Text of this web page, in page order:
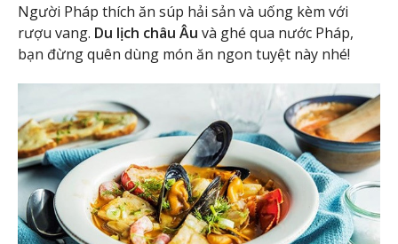
Người Pháp thích ăn súp hải sản và uống kèm với
rượu vang. Du lịch châu Âu và ghé qua nước Pháp,
bạn đừng quên dùng món ăn ngon tuyệt này nhé!